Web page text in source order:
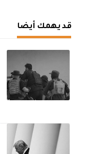
قد يهمك أيضا